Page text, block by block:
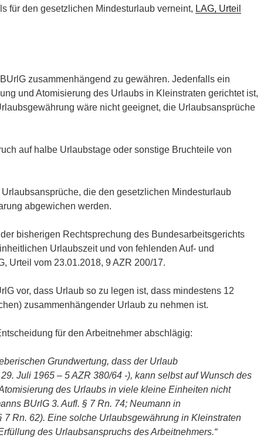
für den gesetzlichen Mindesturlaub verneint, LAG, Urteil
zusammenhängend zu gewähren. Jedenfalls ein
und Atomisierung des Urlaubs in Kleinstraten gerichtet ist,
wäre nicht geeignet, die Urlaubsansprüche
auf halbe Urlaubstage oder sonstige Bruchteile von
die den gesetzlichen Mindesturlaub
abgewichen werden.
bisherigen Rechtsprechung des Bundesarbeitsgerichts
Urlaubszeit und von fehlenden Auf- und
Ur­teil vom 23.01.2018, 9 AZR 200/17.
vor, dass Urlaub so zu legen ist, dass mindestens 12
zusammenhängender Urlaub zu nehmen ist.
für den Arbeitnehmer abschlägig:
Grundwertung, dass der Urlaub
Juli 1965 – 5 AZR 380/64 -), kann selbst auf Wunsch des
des Urlaubs in viele kleine Einheiten nicht
BUrlG 3. Aufl. § 7 Rn. 74; Neumann in
7 Rn. 62). Eine solche Urlaubsgewährung in Kleinstraten
des Urlaubsanspruchs des Arbeitnehmers.“